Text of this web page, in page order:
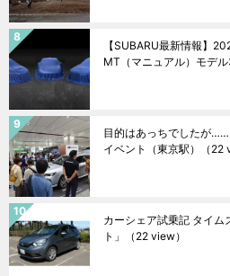
【SUBARU最新情報】
MT（マニュアル）モデ
目的はあっちでしたが
イベント（東京駅）
（22
カーシェア試乗記 タイム
ト」
（22 view）